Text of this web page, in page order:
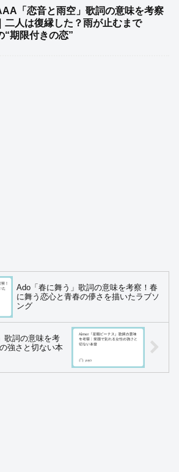
「恋音と雨空」歌詞の意味を考察
｜二人は復縁した？雨が止むまで
“期限付きの恋”
Ado「春に舞う」歌詞の意味を考察！春
に舞う恋心と青春の儚さを描いたラブソ
ング
歌詞の意味を考
強さと切ない本